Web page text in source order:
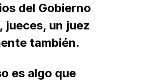
del Gobierno
jueces, un juez
también.
es algo que